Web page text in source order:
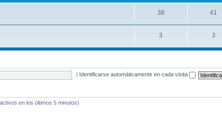
38 41
3 3
Identificarse automáticamente en cada visita
en los últimos 5 minutos)